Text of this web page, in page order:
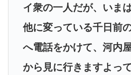
イ衆の一人だが、いま
他に変っている千日前
へ電話をかけて、河内
から見に行きますよっ